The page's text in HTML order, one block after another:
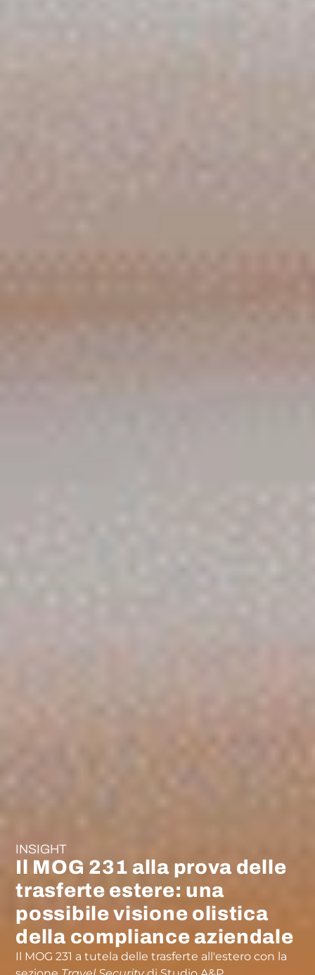
INSIGHT
Il MOG 231 alla prova delle
trasferte estere: una
possibile visione olistica
della compliance aziendale
Il MOG 231 a tutela delle trasferte all'estero con la